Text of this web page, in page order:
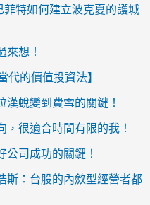
特如何建立波克夏的護城
想！
的價值投資法】
蛻變到費雪的關鍵！
很適合時間有限的我！
司成功的關鍵！
斯：台股的內斂型經營者都